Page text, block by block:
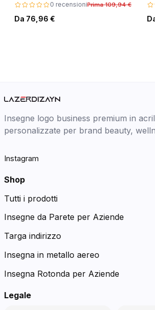
0 recensioniPrima 109,94 €
Da 76,96 €
Insegne logo business premium in
personalizzate per brand beauty,
Instagram
Shop
Tutti i prodotti
Insegne da Parete per Aziende
Targa indirizzo
Insegna in metallo aereo
Insegna Rotonda per Aziende
Legale